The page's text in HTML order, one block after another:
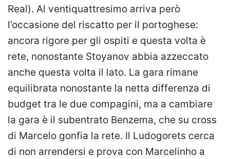
Real). Al ventiquattresimo arriva però
l’occasione del riscatto per il portoghese:
ancora rigore per gli ospiti e questa volta è
rete, nonostante Stoyanov abbia azzeccato
anche questa volta il lato. La gara rimane
equilibrata nonostante la netta differenza di
budget tra le due compagini, ma a cambiare
la gara è il subentrato Benzema, che su cross
di Marcelo gonfia la rete. Il Ludogorets cerca
di non arrendersi e prova con Marcelinho a